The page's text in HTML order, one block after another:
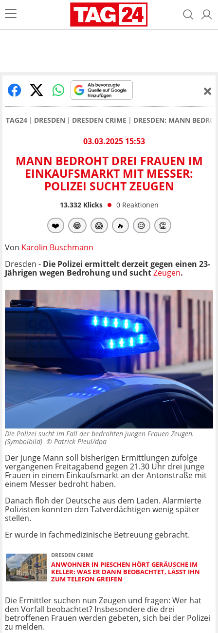
TAG24 DRESDEN DRESDEN CRIME DRESDEN: MANN
03.03.2025 15:53
MANN BEDROHT DREI FRAUEN IM
EINKAUFSMARKT MIT MESSER:
POLIZEI SUCHT ZEUGEN
13.332Klicks 0 Reaktionen
❤️ 😂 😱 🔥 😥 👏
Von Karolin Buschmann
Dresden - Die Polizei ermittelt derzeit gegen einen 23-
Jährigen wegen Bedrohung und suchtZeugen.
Die Polizei sucht im Fall der bedrohten jungen Frauen Zeugen.
(Symbolbild) © Patrick Pleul/dpa
Der junge Mann soll bisherigen Ermittlungen zufolge
vergangenen Freitagabend gegen 21.30 Uhr drei junge
Frauen in einem Einkaufsmarkt an der Antonstraße mit
einem Messer bedroht haben.
Danach floh der Deutsche aus dem Laden. Alarmierte
Polizisten konnten den Tatverdächtigen wenig später
stellen.
Er wurde in fachmedizinische Betreuung gebracht.
DRESDEN CRIME
ANWOHNER IN PIESCHEN HÖRT GERÄUSCHE IM
KELLER: WAS ER DANN BEOBACHTET, LÄSST IHN
ZUM TELEFON GREIFEN
Die Ermittler suchen nun Zeugen und fragen: Wer hat
den Vorfall beobachtet? Insbesondere die drei
betroffenen Frauen werden gebeten, sich bei der Polizei
zu melden.